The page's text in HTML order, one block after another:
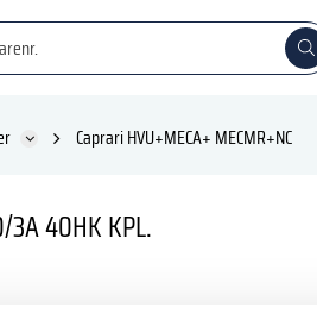
Caprari HVU+MECA+ MECMR+NC
3A 40HK KPL.